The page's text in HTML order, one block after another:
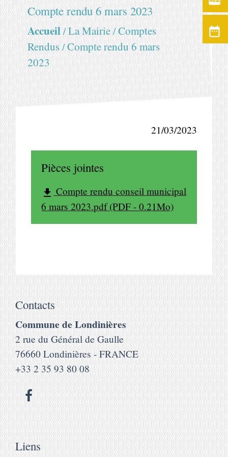
Compte rendu 6 mars 2023
Accueil/La Mairie/Comptes
Rendus/Compte rendu 6 mars
2023
21/03/2023
Pièces jointes
file_downloadCompte rendu conseil municipal
6 mars 2023.pdf (PDF - 0.21Mo)
date_range
Contacts
Commune de Londinières
2 rue du Général de Gaulle
76660 Londinières - FRANCE
+33 2 35 93 80 08
Liens